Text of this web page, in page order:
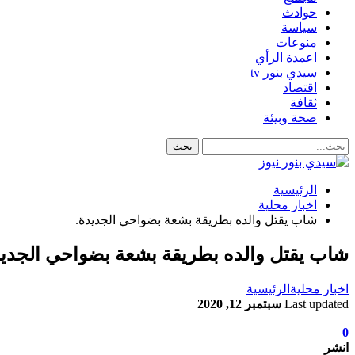
حوادث
سياسة
منوعات
اعمدة الرأي
سيدي بنور tv
اقتصاد
ثقافة
صحة وبيئة
الرئيسية
اخبار محلية
شاب يقتل والده بطريقة بشعة بضواحي الجديدة.
شاب يقتل والده بطريقة بشعة بضواحي
اخبار محلية الرئيسية
Last updated سبتمبر 12, 2020
0
انشر